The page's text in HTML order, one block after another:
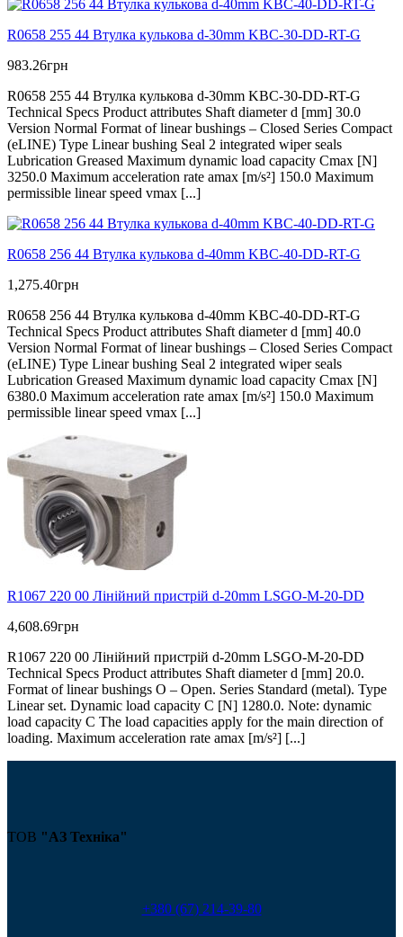
R0658 255 44 Втулка кулькова d-30mm KBC-30-DD-RT-G
983.26грн
R0658 255 44 Втулка кулькова d-30mm KBC-30-DD-RT-G
Technical Specs Product attributes Shaft diameter d [mm] 30.0
Version Normal Format of linear bushings – Closed Series Compact
(eLINE) Type Linear bushing Seal 2 integrated wiper seals
Lubrication Greased Maximum dynamic load capacity Cmax [N]
3250.0 Maximum acceleration rate amax [m/s²] 150.0 Maximum
permissible linear speed vmax [...]
R0658 256 44 Втулка кулькова d-40mm KBC-40-DD-RT-G
1,275.40грн
R0658 256 44 Втулка кулькова d-40mm KBC-40-DD-RT-G
Technical Specs Product attributes Shaft diameter d [mm] 40.0
Version Normal Format of linear bushings – Closed Series Compact
(eLINE) Type Linear bushing Seal 2 integrated wiper seals
Lubrication Greased Maximum dynamic load capacity Cmax [N]
6380.0 Maximum acceleration rate amax [m/s²] 150.0 Maximum
permissible linear speed vmax [...]
R1067 220 00 Лінійний пристрій d-20mm LSGO-M-20-DD
4,608.69грн
R1067 220 00 Лінійний пристрій d-20mm LSGO-M-20-DD
Technical Specs Product attributes Shaft diameter d [mm] 20.0.
Format of linear bushings O – Open. Series Standard (metal). Type
Linear set. Dynamic load capacity C [N] 1280.0. Note: dynamic
load capacity C The load capacities apply for the main direction of
loading. Maximum acceleration rate amax [m/s²] [...]
ТОВ "АЗ Техніка"
+380 (67) 214-39-80